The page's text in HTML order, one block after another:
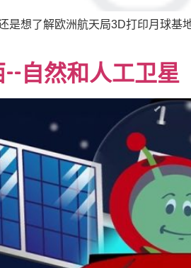
是想了解欧洲航天局3D打印月球
自然和人工卫星